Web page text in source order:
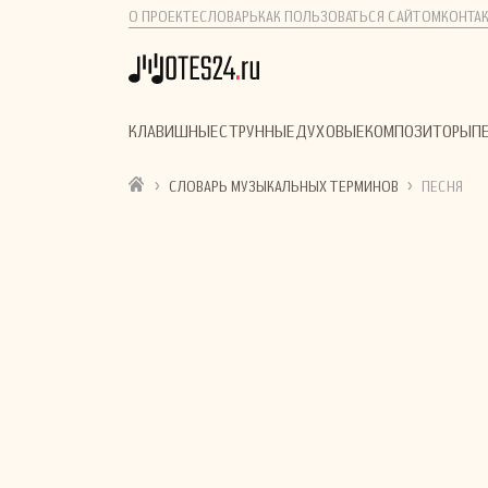
О ПРОЕКТЕСЛОВАРЬ КАК ПОЛЬЗОВАТЬСЯ САЙТОМ
КЛАВИШНЫЕСТРУННЫЕДУХОВЫЕКОМПОЗИТОРЫ
› СЛОВАРЬ МУЗЫКАЛЬНЫХ ТЕРМИНОВ › ПЕСНЯ